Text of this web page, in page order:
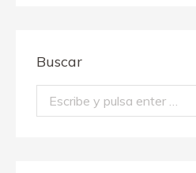
Buscar
Buscar: